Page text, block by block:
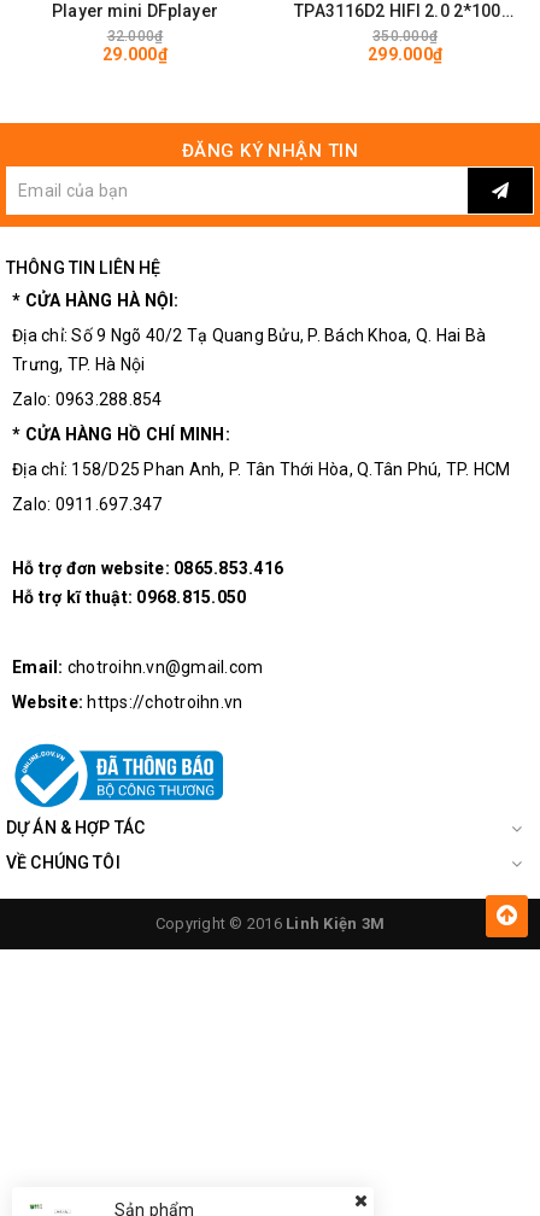
Linh Kiện Điện Tử 3M
Chế Độ Bảo Hành Của Linh Kiện Điện Tử 3M
Tất cả các sản phẩm mà khách hàng có vấn đề về chất lượng hoặc
cách sử dụng hãy liên hệ trực tiếp đến trung tâm bảo hành củaLinh
Kiện Điện Tử 3Mđể được hỗ trợ và tư vấn .
Linh kiện điện tử 3M
Địa chỉ: Số 9 Ngõ 40/2 Tạ Quang Bửu, Bách Khoa, Hai Bà Trưng, Tp
✔ Cửa hàng trực tiếp: 0963.288.854
✔ Hỗ trợ đơn website: 0865.853.416
Email: chotroihn.vn@gmail.com
Website: https://chotroihn.vn
#thietbidientu #linhkiendientu #linhkien3M #linhkiendientu3M
Player mini DFplayer
32.000₫
29.000₫
TPA3116D2 HIFI 2.0 2*100W
12-24VDC 4-8 ohms
350.000₫
299.000₫
ĐĂNG KÝ NHẬN TIN
THÔNG TIN LIÊN HỆ
* CỬA HÀNG HÀ NỘI:
Địa chỉ: Số 9 Ngõ 40/2 Tạ Quang Bửu, P. Bách Khoa, Q. Hai Bà
Trưng, TP. Hà Nội
Zalo: 0963.288.854
* CỬA HÀNG HỒ CHÍ MINH:
Địa chỉ: 158/D25 Phan Anh, P. Tân Thới Hòa, Q.Tân Phú, TP. HCM
Zalo: 0911.697.347
Hỗ trợ đơn website: 0865.853.416
Hỗ trợ kĩ thuật: 0968.815.050
Email: chotroihn.vn@gmail.com
Website: https://chotroihn.vn
DỰ ÁN & HỢP TÁC
VỀ CHÚNG TÔI
Copyright © 2016 Linh Kiện 3M
Sản phẩm